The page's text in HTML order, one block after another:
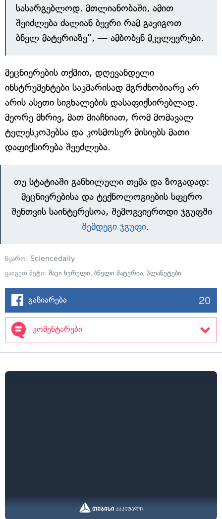
სასარგებლოდ. მთლიანობაში, ამით
შეიძლება ძალიან ბევრი რამ გავიგოთ
ბნელ მატერიაზე", — ამბობენ მკვლევრები.
მეცნიერების თქმით, დღევანდელი
ინსტრუმენტები საკმარისად მგრძნობიარე არ
არის ასეთი სიგნალების დასაფიქსირებლად.
მეორე მხრივ, მათ მიაჩნიათ, რომ მომავალ
ტელესკოპებსა და კოსმოსურ მისიებს მათი
დაფიქსირება შეეძლება.
თუ სტატიაში განხილული თემა და ზოგადად:
მეცნიერებისა და ტექნოლოგიების სფერო
შენთვის საინტერესოა, შემოგვიერთდი ჯგუფში
– შემდეგი ჯგუფი.
წყარო: Sciencedaily
გაიგეთ მეტი: შავი ხვრელი, ბნელი მატერია, პლანეტები
გაზიარება 20
კომენტარები